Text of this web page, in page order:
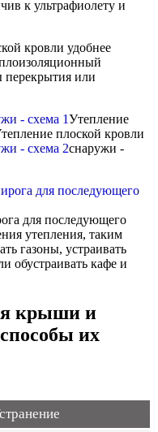
к ультрафиолету и
кровли удобнее
перекрытия или
Утепление
плоской кровли
снаружи -
для последующего
утепления, таким
газоны, устраивать
обустраивать кафе и
крыши и
их